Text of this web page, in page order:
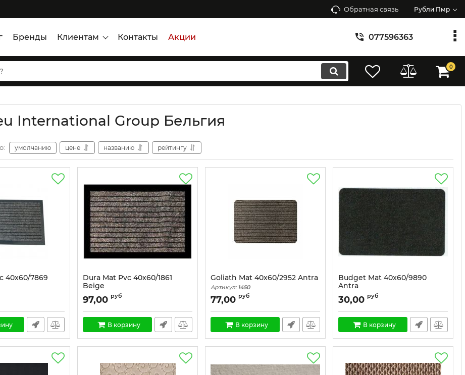
Обратная связь Рубли Пмр
Бренды Клиентам Контакты Акции 077596363
0
International Group Бельгия
умолчанию цене названию рейтингу
40x60/7869
Dura Mat Pvc 40x60/1861
Beige
Артикул: 1444
97,00 руб
В корзину
Goliath Mat 40x60/2952 Antra
Артикул: 1450
77,00 руб
В корзину
Budget Mat 40x60/9890
Antra
Артикул: 1443
30,00 руб
В корзину